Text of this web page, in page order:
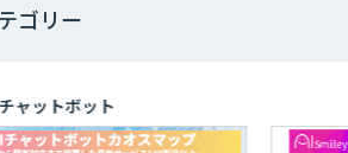
像解析・デジタルツイン領域のAI開発
開発・伴走支援・内製化支援
ゴリー
ットボット